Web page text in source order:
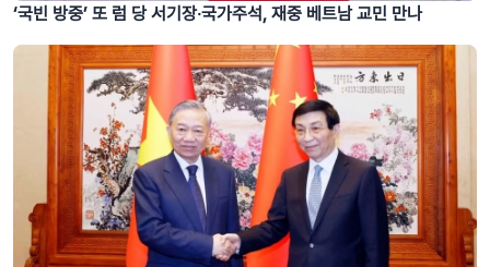
‘국빈 방중’ 또 럼 당 서기장‧국가주석, 재중 베트남 교민 만나